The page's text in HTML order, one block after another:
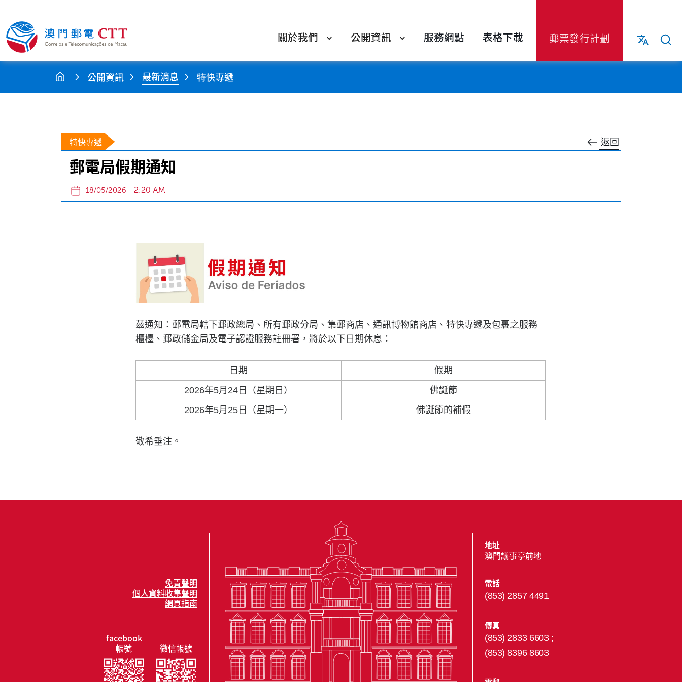
關於我們 公開資訊 服務網點 表格下載 郵票發行計劃
公開資訊 最新消息 特快專遞
返回
特快專遞
郵電局假期通知
18/05/2026 2:20 AM
茲通知：郵電局轄下郵政總局、所有郵政分局、集郵商店、通訊博物館商店、特快專遞及包裹之服務
櫃檯、郵政儲金局及電子認證服務註冊署，將於以下日期休息：
日期
假期
2026年5月24日（星期日）
佛誕節
2026年5月25日（星期一）
佛誕節的補假
敬希垂注。
免責聲明
個人資料收集聲明
網頁指南
facebook
帳號
微信帳號
地址
澳門議事亭前地
電話
(853) 2857 4491
傳真
(853) 2833 6603 ;
(853) 8396 8603